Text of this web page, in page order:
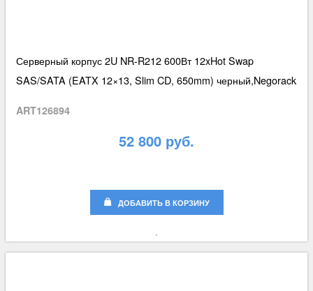
Серверный корпус 2U NR-R212 600Вт 12xHot Swap
SAS/SATA (EATX 12×13, Slim CD, 650mm) черный,Negorack
ART126894
52 800 руб.
ДОБАВИТЬ В КОРЗИНУ